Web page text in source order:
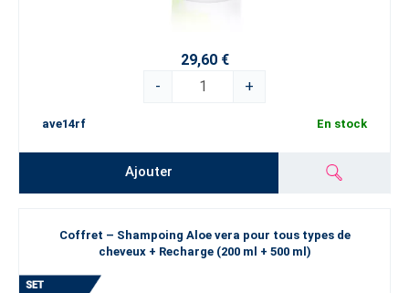
29,60 €
-
+
ave14rf En stock
Ajouter
Coffret – Shampoing Aloe vera pour tous types de
cheveux + Recharge (200 ml + 500 ml)